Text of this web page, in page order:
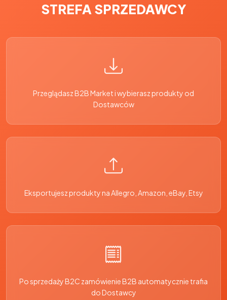
STREFA SPRZEDAWCY
Przeglądasz B2B Market i wybierasz produkty od
Dostawców
Eksportujesz produkty na Allegro, Amazon, eBay, Etsy
Po sprzedaży B2C zamówienie B2B automatycznie trafia
do Dostawcy